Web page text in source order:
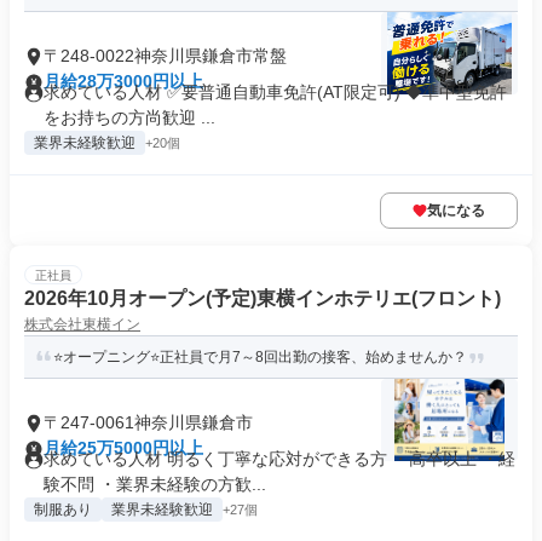
〒248-0022神奈川県鎌倉市常盤
月給28万3000円以上
求めている人材 ✅要普通自動車免許(AT限定可) ◆準中型免許
をお持ちの方尚歓迎 ...
業界未経験歓迎 +20個
気になる
正社員
2026年10月オープン(予定)東横インホテリエ(フロント)
株式会社東横イン
⭐オープニング⭐正社員で月7～8回出勤の接客、始めませんか？
〒247-0061神奈川県鎌倉市
月給25万5000円以上
求めている人材 明るく丁寧な応対ができる方 ・高卒以上 ・経
験不問 ・業界未経験の方歓...
制服あり 業界未経験歓迎 +27個